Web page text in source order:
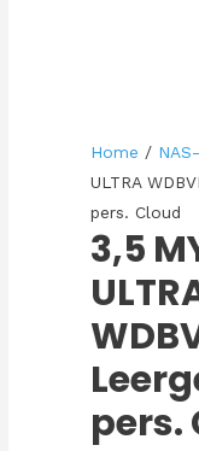
Home /
ULTRA
pers. Cloud
3,5
pers.